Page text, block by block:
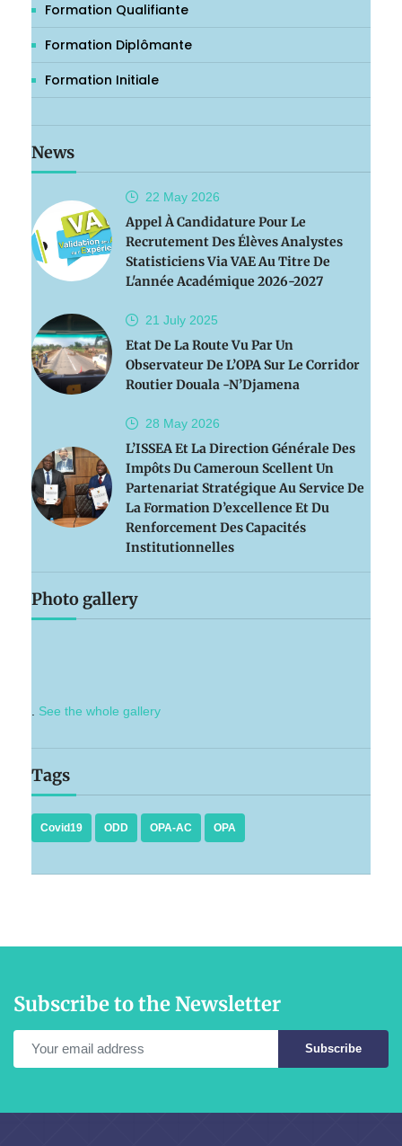
Formation Qualifiante
Formation Diplômante
Formation Initiale
News
22 May 2026
Appel À Candidature Pour Le
Recrutement Des Élèves Analystes
Statisticiens Via VAE Au Titre De
L'année Académique 2026-2027
21 July 2025
Etat De La Route Vu Par Un
Observateur De L’OPA Sur Le Corridor
Routier Douala -N’Djamena
28 May 2026
L’ISSEA Et La Direction Générale Des
Impôts Du Cameroun Scellent Un
Partenariat Stratégique Au Service De
La Formation D’excellence Et Du
Renforcement Des Capacités
Institutionnelles
Photo gallery
See the whole gallery
Tags
Covid19 ODD OPA-AC OPA
Subscribe to the Newsletter
Subscribe